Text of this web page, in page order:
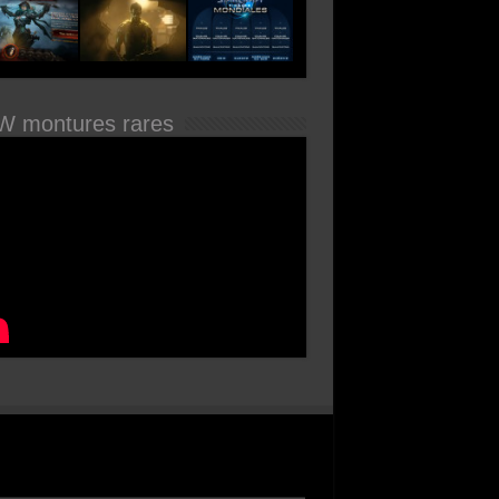
montures rares